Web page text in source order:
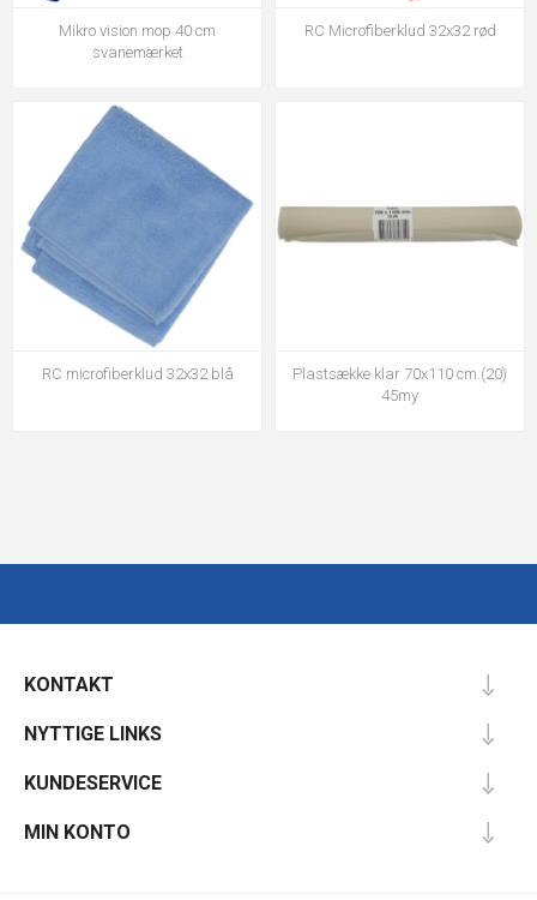
Mikro vision mop 40 cm
svanemærket
RC Microfiberklud 32x32 rød
RC microfiberklud 32x32 blå
Plastsække klar 70x110 cm.(20)
45my
KONTAKT
NYTTIGE LINKS
KUNDESERVICE
MIN KONTO